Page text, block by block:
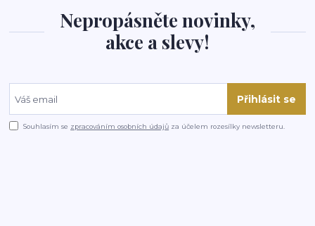
Nepropásněte novinky,
akce a slevy!
Přihlásit se
Souhlasím se zpracováním osobních údajů za účelem rozesílky newsletteru.